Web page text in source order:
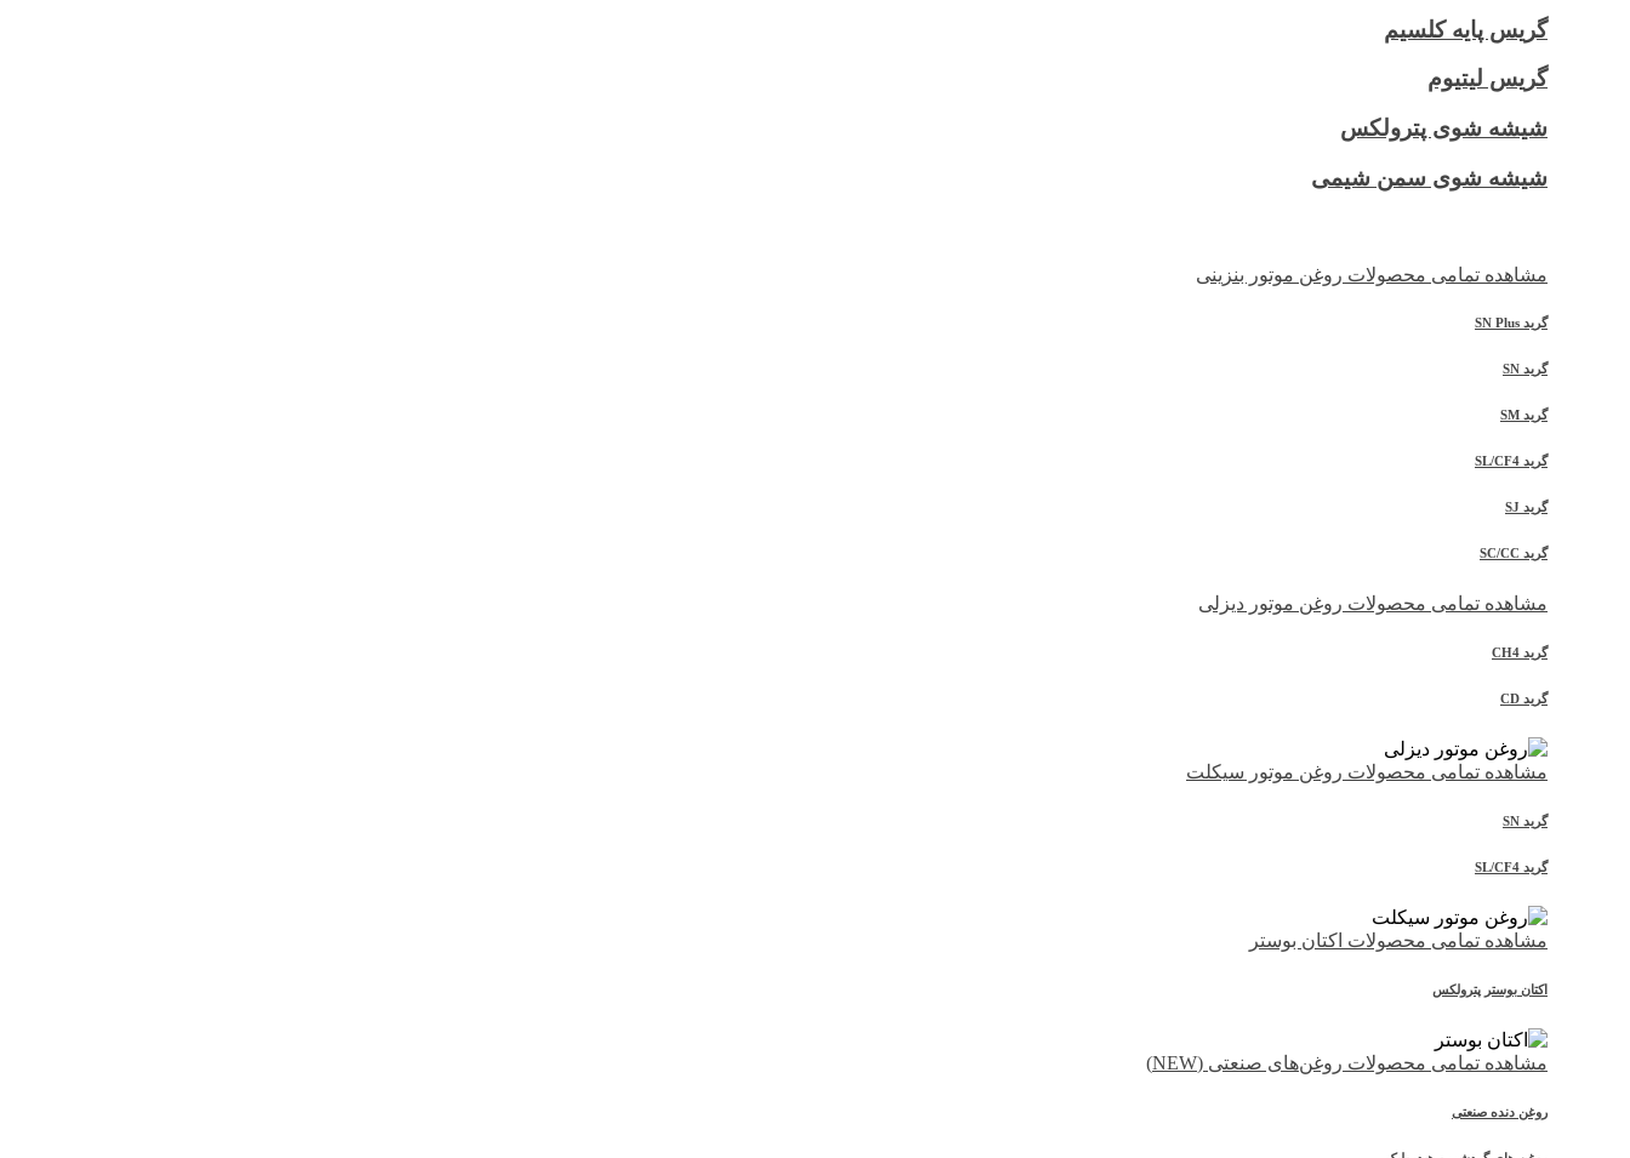
گریس پایه کلسیم
گریس لیتیوم
شیشه شوی پترولکس
شیشه شوی سمن شیمی
مشاهده تمامی محصولات روغن موتور بنزینی
گرید SN Plus
گرید SN
گرید SM
گرید SL/CF4
گرید SJ
گرید SC/CC
مشاهده تمامی محصولات روغن موتور دیزلی
گرید CH4
گرید CD
مشاهده تمامی محصولات روغن موتور سیکلت
گرید SN
گرید SL/CF4
مشاهده تمامی محصولات اکتان بوستر
اکتان بوستر پترولکس
مشاهده تمامی محصولات روغن‌های صنعتی (NEW)
روغن دنده صنعتی